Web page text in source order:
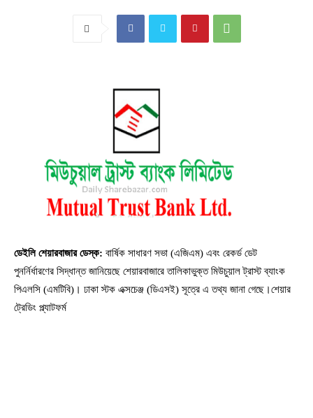
ডেইলি শেয়ারবাজার ডেস্ক: বার্ষিক সাধারণ সভা (এজিএম) এবং রেকর্ড ডেট
পুনর্নির্ধারণের সিদ্ধান্ত জানিয়েছে শেয়ারবাজারে তালিকাভুক্ত মিউচুয়াল ট্রাস্ট ব্যাংক
পিএলসি (এমটিবি)। ঢাকা স্টক এক্সচেঞ্জ (ডিএসই) সূত্রে এ তথ্য জানা গেছে।শেয়ার
ট্রেডিং প্ল্যাটফর্ম